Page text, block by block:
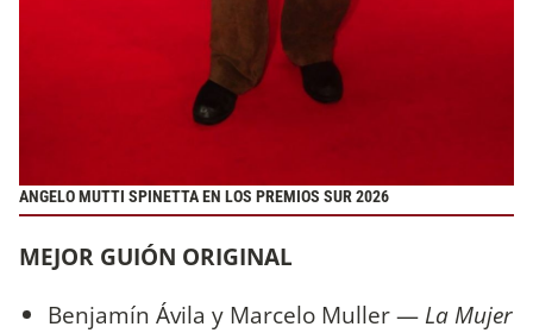
ANGELO MUTTI SPINETTA EN LOS PREMIOS SUR 2026
MEJOR GUIÓN ORIGINAL
Benjamín Ávila y Marcelo Muller — La Mujer